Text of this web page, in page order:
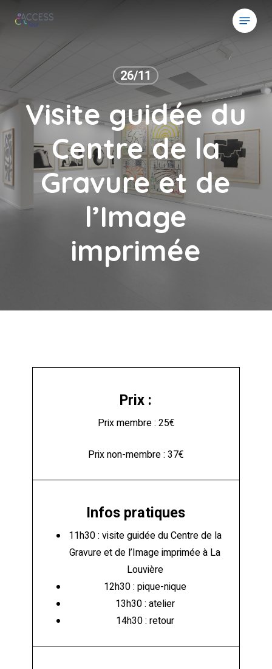
Menu
26/11
Visite guidée du
Centre de la
Gravure et de
l’Image
imprimée
Prix :
Prix membre : 25€
Prix non-membre : 37€
Infos pratiques
11h30 : visite guidée du Centre de la
Gravure et de l’Image imprimée à La
Louvière
12h30 : pique-nique
13h30 : atelier
14h30 : retour